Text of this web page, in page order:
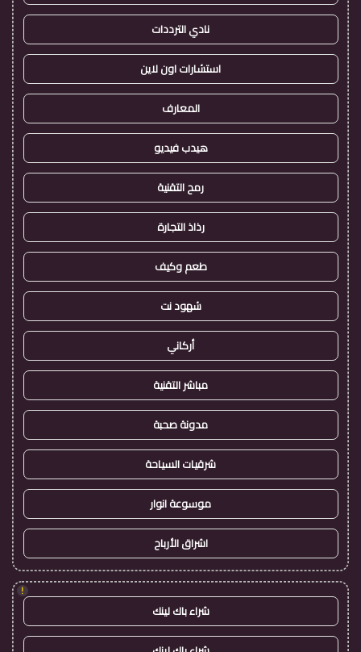
نادي الترددات
استشارات اون لاين
المعارف
هيدب فيديو
رمح التقنية
رذاذ التجارة
طعم وكيف
شهود نت
أركاني
مباشر التقنية
مدونة صحبة
شرقيات السياحة
موسوعة انوار
اشراق الأرباح
!
شراء باك لينك